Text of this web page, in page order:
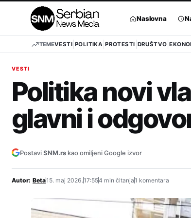
Naslovna
TEMEVESTI POLITIKA PROTESTI DRUŠTVO
VESTI
Politika novi
glavni i
PostaviSNM.rs kao omiljeni Google izvor
Autor: Beta15. maj 2026.17:554 min čitanja1 komentara